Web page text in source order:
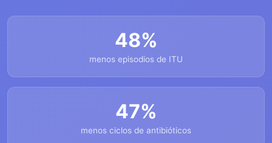
48%
menos episodios de ITU
47%
menos ciclos de antibióticos